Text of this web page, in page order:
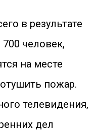
в результате
человек,
на месте
пожар.
телевидения,
дел